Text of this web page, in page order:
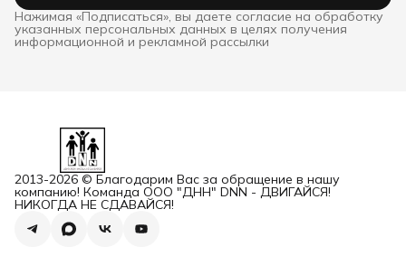
Нажимая «Подписаться», вы даете согласие на обработку
указанных персональных данных в целях получения
информационной и рекламной рассылки
2013-2026 © Благодарим Вас за обращение в нашу
компанию! Команда ООО "ДНН" DNN - ДВИГАЙСЯ!
НИКОГДА НЕ СДАВАЙСЯ!